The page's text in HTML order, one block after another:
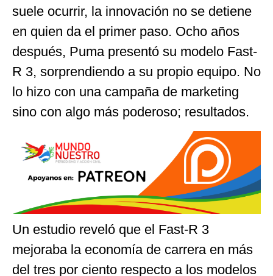
suele ocurrir, la innovación no se detiene
en quien da el primer paso. Ocho años
después, Puma presentó su modelo Fast-
R 3, sorprendiendo a su propio equipo. No
lo hizo con una campaña de marketing
sino con algo más poderoso; resultados.
Un estudio reveló que el Fast-R 3
mejoraba la economía de carrera en más
del tres por ciento respecto a los modelos